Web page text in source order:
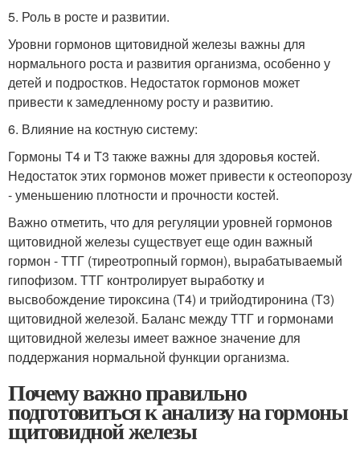
5. Роль в росте и развитии.
Уровни гормонов щитовидной железы важны для
нормального роста и развития организма, особенно у
детей и подростков. Недостаток гормонов может
привести к замедленному росту и развитию.
6. Влияние на костную систему:
Гормоны T4 и T3 также важны для здоровья костей.
Недостаток этих гормонов может привести к остеопорозу
- уменьшению плотности и прочности костей.
Важно отметить, что для регуляции уровней гормонов
щитовидной железы существует еще один важный
гормон - ТТГ (тиреотропный гормон), вырабатываемый
гипофизом. ТТГ контролирует выработку и
высвобождение тироксина (T4) и трийодтиронина (T3)
щитовидной железой. Баланс между ТТГ и гормонами
щитовидной железы имеет важное значение для
поддержания нормальной функции организма.
Почему важно правильно
подготовиться к анализу на гормоны
щитовидной железы